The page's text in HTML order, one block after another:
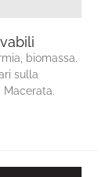
biomassa.
sulla
Macerata.